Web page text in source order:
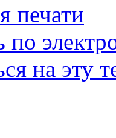
печати
по
на эту